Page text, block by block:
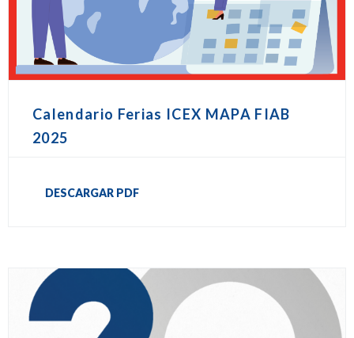
Calendario Ferias ICEX MAPA FIAB
2025
DESCARGAR PDF